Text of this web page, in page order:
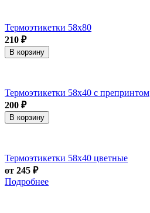
Термоэтикетки 58х80
210 ₽
В корзину
Термоэтикетки 58х40 с препринтом
200 ₽
В корзину
Термоэтикетки 58х40 цветные
от 245 ₽
Подробнее